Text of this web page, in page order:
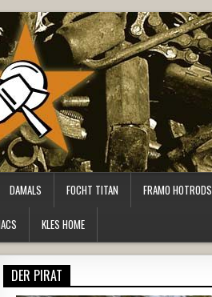
DAMALS FOCHT TITAN FRAMO HOTRODS
KLES HOME
DER PIRAT